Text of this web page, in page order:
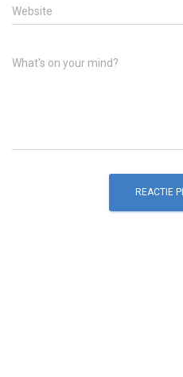
Website
What's on your mind?